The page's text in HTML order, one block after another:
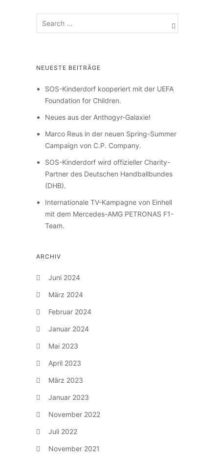
NEUESTE BEITRÄGE
SOS-Kinderdorf kooperiert mit der UEFA
Foundation for Children.
Neues aus der Anthogyr-Galaxie!
Marco Reus in der neuen Spring-Summer
Campaign von C.P. Company.
SOS-Kinderdorf wird offizieller Charity-
Partner des Deutschen Handballbundes
(DHB).
Internationale TV-Kampagne von Einhell
mit dem Mercedes-AMG PETRONAS F1-
Team.
ARCHIV
Juni 2024
März 2024
Februar 2024
Januar 2024
Mai 2023
April 2023
März 2023
Januar 2023
November 2022
Juli 2022
November 2021